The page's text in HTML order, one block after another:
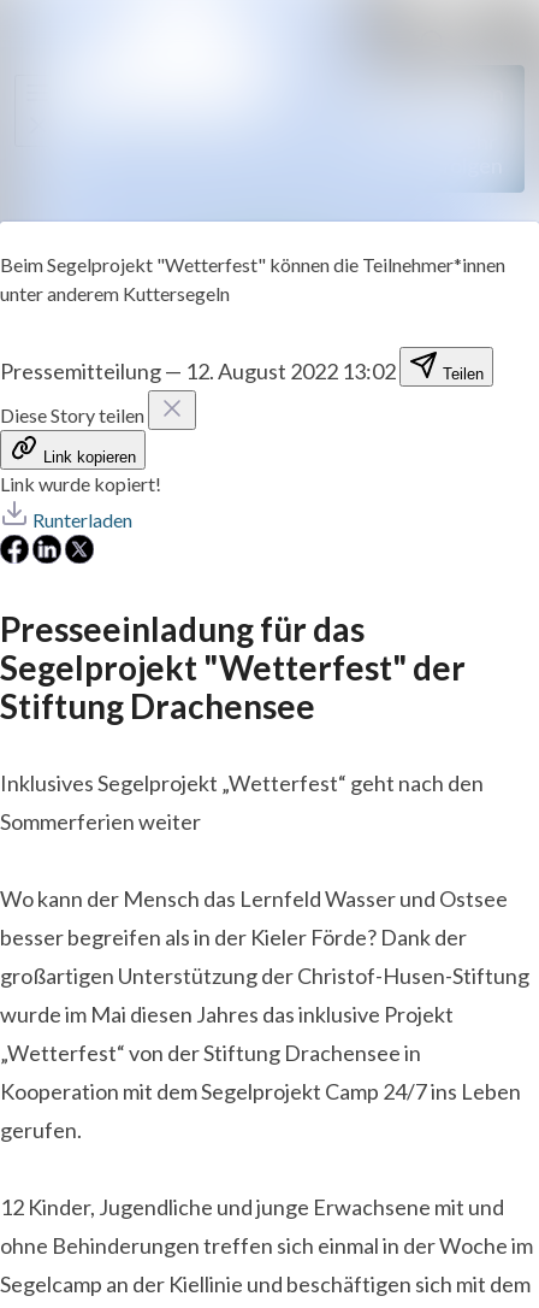
Beim Segelprojekt "Wetterfest" können die Teilnehmer*innen
unter anderem Kuttersegeln
Pressemitteilung— 12. August 2022 13:02 Teilen
Diese Story teilen
Link kopieren
Link wurde kopiert!
Runterladen
Presseeinladung für das
Segelprojekt "Wetterfest" der
Stiftung Drachensee
Inklusives Segelprojekt „Wetterfest“ geht nach den
Sommerferien weiter
Wo kann der Mensch das Lernfeld Wasser und Ostsee
besser begreifen als in der Kieler Förde? Dank der
großartigen Unterstützung der Christof-Husen-Stiftung
wurde im Mai diesen Jahres das inklusive Projekt
„Wetterfest“ von der Stiftung Drachensee in
Kooperation mit dem Segelprojekt Camp 24/7 ins Leben
gerufen.
12 Kinder, Jugendliche und junge Erwachsene mit und
ohne Behinderungen treffen sich einmal in der Woche im
Segelcamp an der Kiellinie und beschäftigen sich mit dem